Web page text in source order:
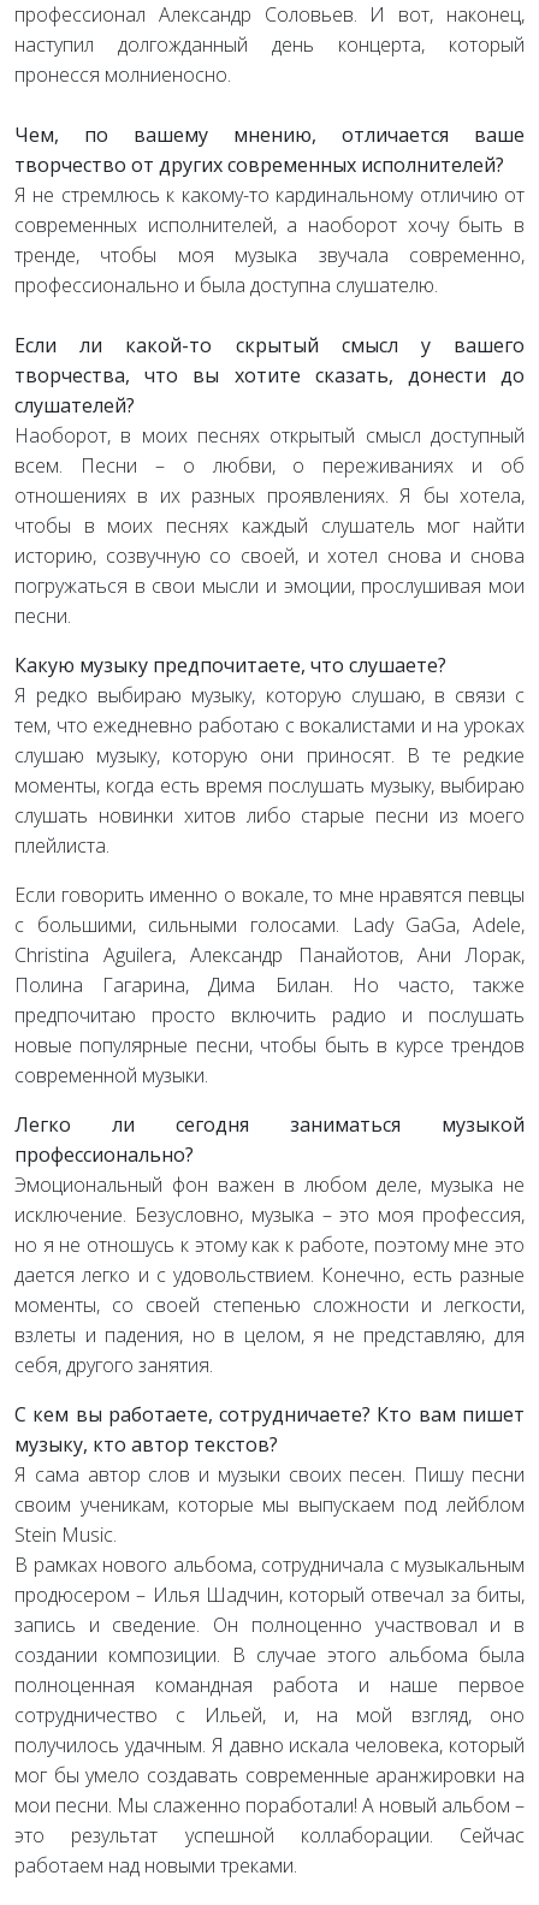
профессионал Александр Соловьев. И вот, наконец,
наступил долгожданный день концерта, который
пронесся молниеносно.
Чем, по вашему мнению, отличается ваше
творчество от других современных исполнителей?
Я не стремлюсь к какому-то кардинальному отличию от
современных исполнителей, а наоборот хочу быть в
тренде, чтобы моя музыка звучала современно,
профессионально и была доступна слушателю.
Если ли какой-то скрытый смысл у вашего
творчества, что вы хотите сказать, донести до
слушателей?
Наоборот, в моих песнях открытый смысл доступный
всем. Песни – о любви, о переживаниях и об
отношениях в их разных проявлениях. Я бы хотела,
чтобы в моих песнях каждый слушатель мог найти
историю, созвучную со своей, и хотел снова и снова
погружаться в свои мысли и эмоции, прослушивая мои
песни.
Какую музыку предпочитаете, что слушаете?
Я редко выбираю музыку, которую слушаю, в связи с
тем, что ежедневно работаю с вокалистами и на уроках
слушаю музыку, которую они приносят. В те редкие
моменты, когда есть время послушать музыку, выбираю
слушать новинки хитов либо старые песни из моего
плейлиста.
Если говорить именно о вокале, то мне нравятся певцы
с большими, сильными голосами. Lady GaGa, Adele,
Christina Aguilera, Александр Панайотов, Ани Лорак,
Полина Гагарина, Дима Билан. Но часто, также
предпочитаю просто включить радио и послушать
новые популярные песни, чтобы быть в курсе трендов
современной музыки.
Легко ли сегодня заниматься музыкой
профессионально?
Эмоциональный фон важен в любом деле, музыка не
исключение. Безусловно, музыка – это моя профессия,
но я не отношусь к этому как к работе, поэтому мне это
дается легко и с удовольствием. Конечно, есть разные
моменты, со своей степенью сложности и легкости,
взлеты и падения, но в целом, я не представляю, для
себя, другого занятия.
С кем вы работаете, сотрудничаете? Кто вам пишет
музыку, кто автор текстов?
Я сама автор слов и музыки своих песен. Пишу песни
своим ученикам, которые мы выпускаем под лейблом
Stein Music.
В рамках нового альбома, сотрудничала с музыкальным
продюсером – Илья Шадчин, который отвечал за биты,
запись и сведение. Он полноценно участвовал и в
создании композиции. В случае этого альбома была
полноценная командная работа и наше первое
сотрудничество с Ильей, и, на мой взгляд, оно
получилось удачным. Я давно искала человека, который
мог бы умело создавать современные аранжировки на
мои песни. Мы слаженно поработали! А новый альбом –
это результат успешной коллаборации. Сейчас
работаем над новыми треками.